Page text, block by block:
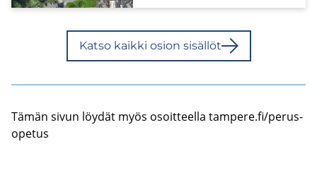
Katso kaik­ki osion si­säl­löt
Tämän sivun löy­dät myös osoit­teel­la tam­pe­re.fi/pe­rus­
o­pe­tus